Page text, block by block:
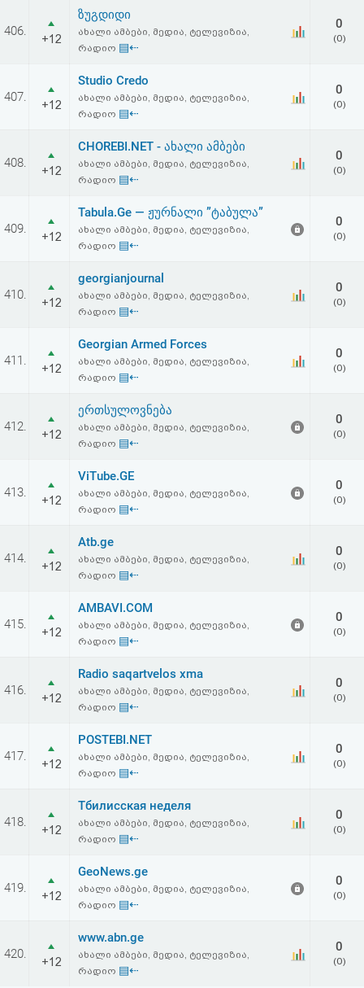
სალიცენზიო
შეთანხმება
პასუხისმგებლობის
უარყოფა
406.
+12
ზუგდიდი
ახალი ამბები, მედია, ტელევიზია,
რადიო ▤⇠
0
(0)
407.
+12
Studio Credo
ახალი ამბები, მედია, ტელევიზია,
რადიო ▤⇠
0
(0)
408.
+12
CHOREBI.NET - ახალი ამბები
ახალი ამბები, მედია, ტელევიზია,
რადიო ▤⇠
0
(0)
409.
+12
Tabula.Ge — ჟურნალი ”ტაბულა”
ახალი ამბები, მედია, ტელევიზია,
რადიო ▤⇠
0
(0)
410.
+12
georgianjournal
ახალი ამბები, მედია, ტელევიზია,
რადიო ▤⇠
0
(0)
411.
+12
Georgian Armed Forces
ახალი ამბები, მედია, ტელევიზია,
რადიო ▤⇠
0
(0)
412.
+12
ერთსულოვნება
ახალი ამბები, მედია, ტელევიზია,
რადიო ▤⇠
0
(0)
413.
+12
ViTube.GE
ახალი ამბები, მედია, ტელევიზია,
რადიო ▤⇠
0
(0)
414.
+12
Atb.ge
ახალი ამბები, მედია, ტელევიზია,
რადიო ▤⇠
0
(0)
415.
+12
AMBAVI.COM
ახალი ამბები, მედია, ტელევიზია,
რადიო ▤⇠
0
(0)
416.
+12
Radio saqartvelos xma
ახალი ამბები, მედია, ტელევიზია,
რადიო ▤⇠
0
(0)
417.
+12
POSTEBI.NET
ახალი ამბები, მედია, ტელევიზია,
რადიო ▤⇠
0
(0)
418.
+12
Тбилисская неделя
ახალი ამბები, მედია, ტელევიზია,
რადიო ▤⇠
0
(0)
419.
+12
GeoNews.ge
ახალი ამბები, მედია, ტელევიზია,
რადიო ▤⇠
0
(0)
420.
+12
www.abn.ge
ახალი ამბები, მედია, ტელევიზია,
რადიო ▤⇠
0
(0)